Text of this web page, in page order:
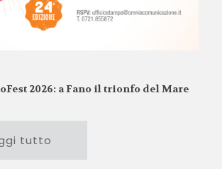
2026: a Fano il trionfo del Mare
tutto